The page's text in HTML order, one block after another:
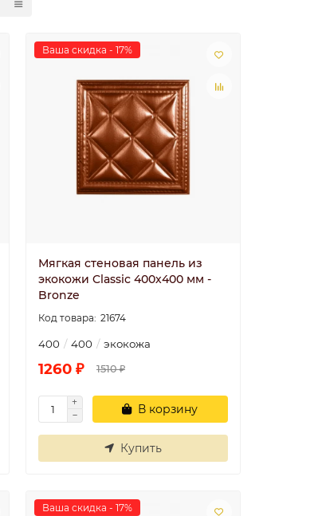
Ваша скидка - 17%
Мягкая стеновая панель из
экокожи Classic 400х400 мм -
Bronze
21674
400 400 экокожа
1260 ₽ 1510 ₽
В корзину
Купить
Ваша скидка - 17%